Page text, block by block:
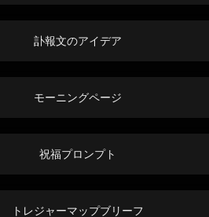
訃報文のアイデア
モーニングページ
祝福プロンプト
トレジャーマップブリーフ